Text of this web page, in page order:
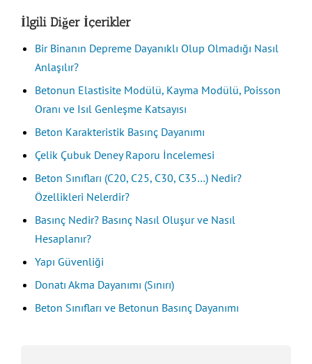
İlgili Diğer İçerikler
Bir Binanın Depreme Dayanıklı Olup Olmadığı Nasıl
Anlaşılır?
Betonun Elastisite Modülü, Kayma Modülü, Poisson
Oranı ve Isıl Genleşme Katsayısı
Beton Karakteristik Basınç Dayanımı
Çelik Çubuk Deney Raporu İncelemesi
Beton Sınıfları (C20, C25, C30, C35…) Nedir?
Özellikleri Nelerdir?
Basınç Nedir? Basınç Nasıl Oluşur ve Nasıl
Hesaplanır?
Yapı Güvenliği
Donatı Akma Dayanımı (Sınırı)
Beton Sınıfları ve Betonun Basınç Dayanımı